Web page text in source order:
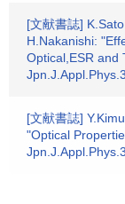
[文献書誌]
H.Nakanishi:
Optical,ESR and
[文献書誌]
"Optical